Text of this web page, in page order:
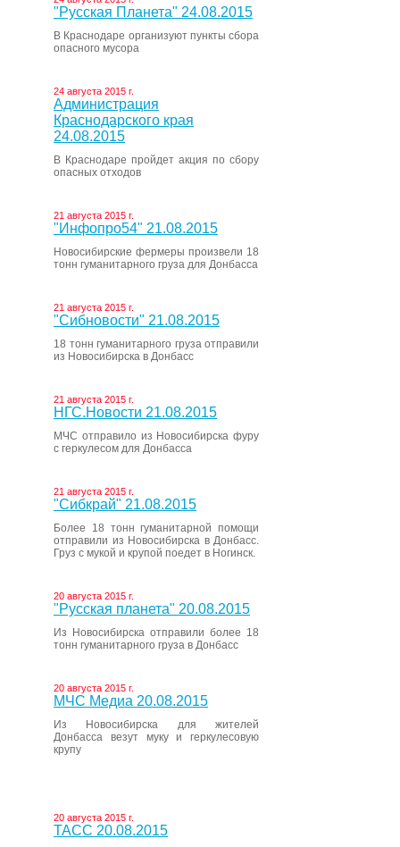
"Русская Планета" 24.08.2015
В Краснодаре организуют пункты сбора
опасного мусора
24 августа 2015 г.
Администрация
Краснодарского края
24.08.2015
В Краснодаре пройдет акция по сбору
опасных отходов
21 августа 2015 г.
"Инфопро54" 21.08.2015
Новосибирские фермеры произвели 18
тонн гуманитарного груза для Донбасса
21 августа 2015 г.
"Сибновости" 21.08.2015
18 тонн гуманитарного груза отправили
из Новосибирска в Донбасс
21 августа 2015 г.
НГС.Новости 21.08.2015
МЧС отправило из Новосибирска фуру
с геркулесом для Донбасса
21 августа 2015 г.
"Сибкрай" 21.08.2015
Более 18 тонн гуманитарной помощи
отправили из Новосибирска в Донбасс.
Груз с мукой и крупой поедет в Ногинск.
20 августа 2015 г.
"Русская планета" 20.08.2015
Из Новосибирска отправили более 18
тонн гуманитарного груза в Донбасс
20 августа 2015 г.
МЧС Медиа 20.08.2015
Из Новосибирска для жителей
Донбасса везут муку и геркулесовую
крупу
20 августа 2015 г.
ТАСС 20.08.2015